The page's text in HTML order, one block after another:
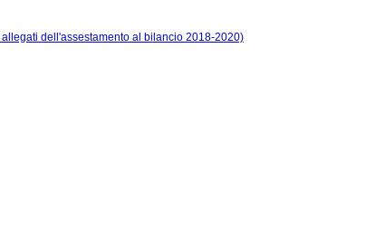
dell'assestamento al bilancio 2018-2020)